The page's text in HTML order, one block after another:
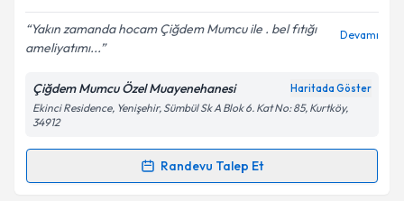
Yakın zamanda hocam Çiğdem Mumcu ile . bel fıtığı
ameliyatımı...
Devamı
Çiğdem Mumcu Özel Muayenehanesi Haritada Göster
Ekinci Residence, Yenişehir, Sümbül Sk A Blok 6. Kat No: 85, Kurtköy,
34912
Randevu Talep Et
Randevu Takvimi Talebi